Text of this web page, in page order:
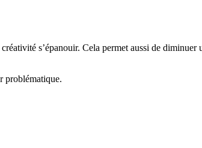
s’épanouir. Cela permet aussi de diminuer
problématique.